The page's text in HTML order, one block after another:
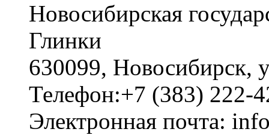
Новосибирская
Глинки
630099, Новосибирск,
Телефон:+7 (383) 222-
Электронная почта: